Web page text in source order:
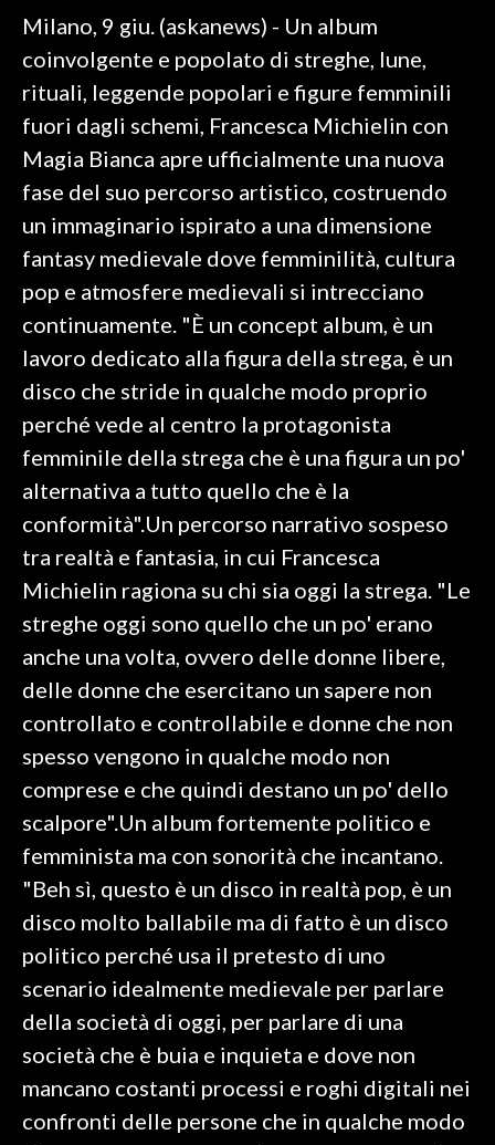
CALCIO
CALCIO REGIONALE
BASKET
VOLLEY
MOTORI
TENNIS
ALTRI SPORT
SPETTACOLI
GOSSIP
SALUTE
SARDEGNA TURISMO
#CARAUNIONE
3 MINUTI CON
INSULARITÀ
INFO AZIENDE
ABBONATI
ANNUNCI
NECROLOGI
PUBBLICITÀ
SPIAGGE
STORE
Milano, 9 giu. (askanews) - Un album
coinvolgente e popolato di streghe, lune,
rituali, leggende popolari e figure femminili
fuori dagli schemi, Francesca Michielin con
Magia Bianca apre ufficialmente una nuova
fase del suo percorso artistico, costruendo
un immaginario ispirato a una dimensione
fantasy medievale dove femminilità, cultura
pop e atmosfere medievali si intrecciano
continuamente. "È un concept album, è un
lavoro dedicato alla figura della strega, è un
disco che stride in qualche modo proprio
perché vede al centro la protagonista
femminile della strega che è una figura un po'
alternativa a tutto quello che è la
conformità".Un percorso narrativo sospeso
tra realtà e fantasia, in cui Francesca
Michielin ragiona su chi sia oggi la strega. "Le
streghe oggi sono quello che un po' erano
anche una volta, ovvero delle donne libere,
delle donne che esercitano un sapere non
controllato e controllabile e donne che non
spesso vengono in qualche modo non
comprese e che quindi destano un po' dello
scalpore".Un album fortemente politico e
femminista ma con sonorità che incantano.
"Beh sì, questo è un disco in realtà pop, è un
disco molto ballabile ma di fatto è un disco
politico perché usa il pretesto di uno
scenario idealmente medievale per parlare
della società di oggi, per parlare di una
società che è buia e inquieta e dove non
mancano costanti processi e roghi digitali nei
confronti delle persone che in qualche modo